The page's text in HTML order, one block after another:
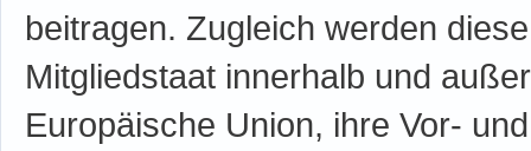
beitragen. Zugleich werden
Mitgliedstaat innerhalb und
Europäische Union, ihre Vor-